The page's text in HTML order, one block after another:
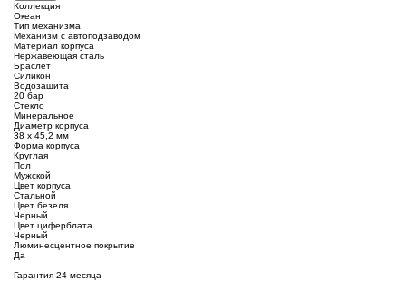
Коллекция
Океан
Тип механизма
Механизм с автоподзаводом
Материал корпуса
Нержавеющая сталь
Браслет
Силикон
Водозащита
20 бар
Стекло
Минеральное
Диаметр корпуса
38 х 45,2 мм
Форма корпуса
Круглая
Пол
Мужской
Цвет корпуса
Стальной
Цвет безеля
Черный
Цвет циферблата
Черный
Люминесцентное покрытие
Да
Гарантия 24 месяца